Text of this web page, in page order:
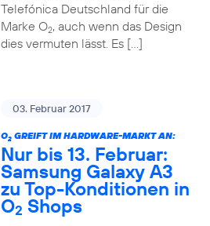
Telefónica Deutschland für die
Marke O2, auch wenn das Design
dies vermuten lässt. Es […]
03. Februar 2017
O2GREIFT IM HARDWARE-MARKT AN:
Nur bis 13. Februar:
Samsung Galaxy A3
zu Top-Konditionen in
O2 Shops